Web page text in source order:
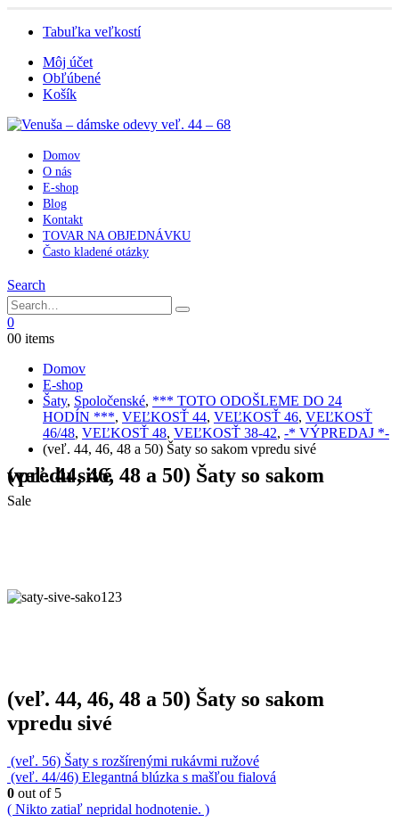
Tabuľka veľkostí
Môj účet
Obľúbené
Košík
Domov
O nás
E-shop
Blog
Kontakt
TOVAR NA OBJEDNÁVKU
Často kladené otázky
Search
0
00 items
Domov
E-shop
Šaty, Spoločenské, *** TOTO ODOŠLEME DO 24
HODÍN ***, VEĽKOSŤ 44, VEĽKOSŤ 46, VEĽKOSŤ
46/48, VEĽKOSŤ 48, VEĽKOSŤ 38-42, -* VÝPREDAJ *-
(veľ. 44, 46, 48 a 50) Šaty so sakom vpredu sivé
(veľ. 44, 46, 48 a 50) Šaty so sakom vpredu sivé
Sale
(veľ. 44, 46, 48 a 50) Šaty so sakom
vpredu sivé
(veľ. 56) Šaty s rozšírenými rukávmi ružové
(veľ. 44/46) Elegantná blúzka s mašľou fialová
0 out of 5
( Nikto zatiaľ nepridal hodnotenie. )